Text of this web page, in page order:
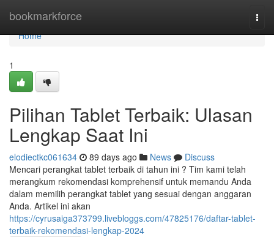
bookmarkforce
Home
Home
1
Pilihan Tablet Terbaik: Ulasan
Lengkap Saat Ini
elodiectkc061634 89 days ago News
Discuss
Mencari perangkat tablet terbaik di tahun ini ? Tim kami telah
merangkum rekomendasi komprehensif untuk memandu Anda
dalam memilih perangkat tablet yang sesuai dengan anggaran
Anda. Artikel ini akan
https://cyrusaiga373799.livebloggs.com/47825176/daftar-tablet-
terbaik-rekomendasi-lengkap-2024